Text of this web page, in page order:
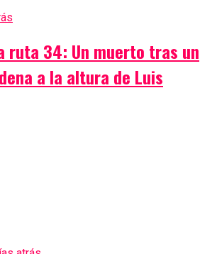
ruta 34: Un muerto tras un
a la altura de Luis